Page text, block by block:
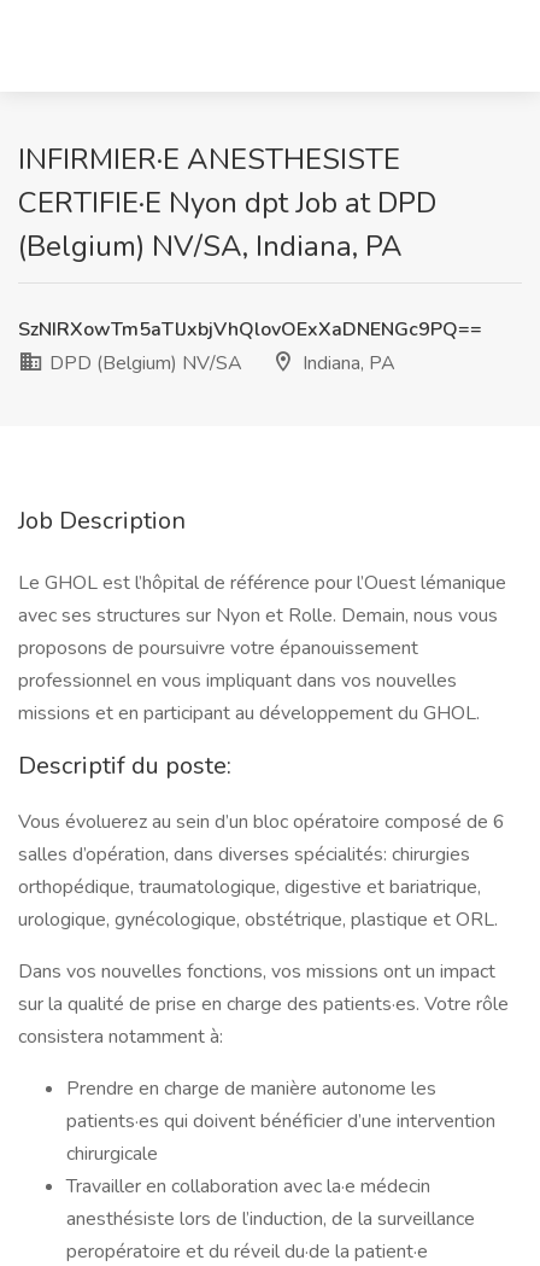
INFIRMIER·E ANESTHESISTE
CERTIFIE·E Nyon dpt Job at DPD
(Belgium) NV/SA, Indiana, PA
SzNIRXowTm5aTlJxbjVhQlovOExXaDNENGc9PQ==
DPD (Belgium) NV/SA
Indiana, PA
Job Description
Le GHOL est l’hôpital de référence pour l’Ouest lémanique
avec ses structures sur Nyon et Rolle. Demain, nous vous
proposons de poursuivre votre épanouissement
professionnel en vous impliquant dans vos nouvelles
missions et en participant au développement du GHOL.
Descriptif du poste:
Vous évoluerez au sein d’un bloc opératoire composé de 6
salles d’opération, dans diverses spécialités: chirurgies
orthopédique, traumatologique, digestive et bariatrique,
urologique, gynécologique, obstétrique, plastique et ORL.
Dans vos nouvelles fonctions, vos missions ont un impact
sur la qualité de prise en charge des patients·es. Votre rôle
consistera notamment à:
Prendre en charge de manière autonome les
patients·es qui doivent bénéficier d’une intervention
chirurgicale
Travailler en collaboration avec la·e médecin
anesthésiste lors de l’induction, de la surveillance
peropératoire et du réveil du·de la patient·e